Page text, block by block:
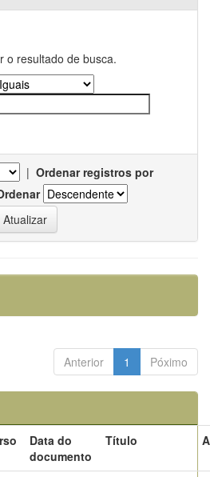
o resultado de busca.
| Ordenar registros por
Anterior 1 Póximo
Data do
documento
Título